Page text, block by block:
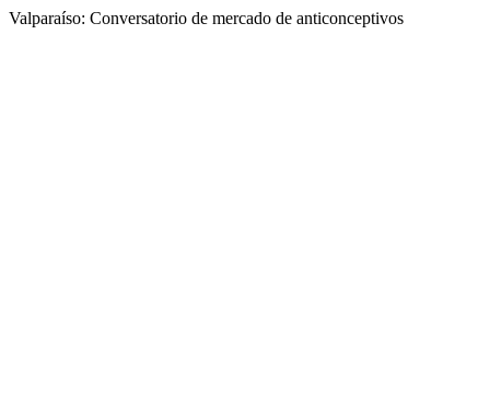
Valparaíso: Conversatorio de mercado de anticonceptivos